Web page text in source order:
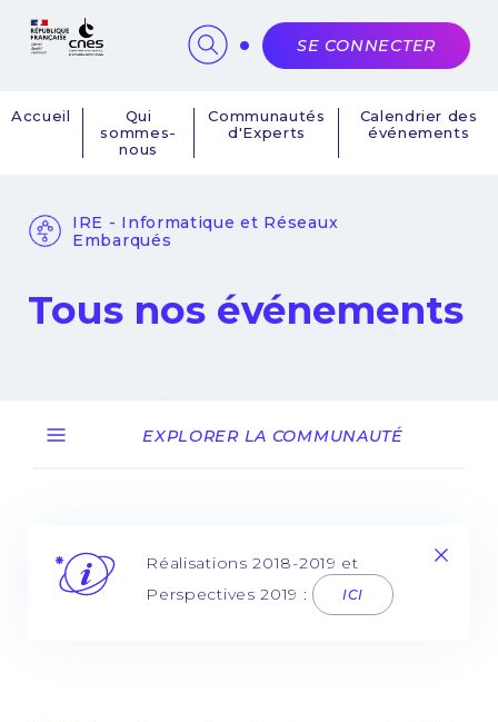
Navigation
Accueil
Qui
sommes-
nous
Communautés
d'Experts
Calendrier des
événements
SE CONNECTER
IRE - Informatique et Réseaux
Embarqués
Tous nos événements
EXPLORER LA COMMUNAUTÉ
Réalisations 2018-2019 et
Perspectives 2019 :
ICI